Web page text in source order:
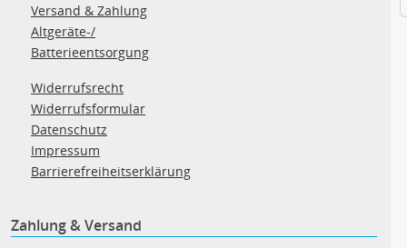
Versand & Zahlung
Altgeräte-/
Batterieentsorgung
Widerrufsrecht
Widerrufsformular
Datenschutz
Impressum
Barrierefreiheitserklärung
Zahlung & Versand